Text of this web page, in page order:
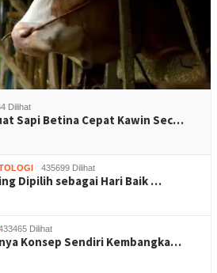
Dilihat
Sapi Betina Cepat Kawin Sec…
435699 Dilihat
Dipilih sebagai Hari Baik …
Dilihat
Konsep Sendiri Kembangka…